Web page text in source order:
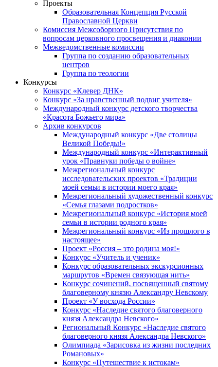
Проекты
Образовательная Концепция Русской
Православной Церкви
Комиссия Межсоборного Присутствия по
вопросам церковного просвещения и диаконии
Межведомственные комиссии
Группа по созданию образовательных
центров
Группа по теологии
Конкурсы
Конкурс «Клевер ДНК»
Конкурс «За нравственный подвиг учителя»
Международный конкурс детского творчества
«Красота Божьего мира»
Архив конкурсов
Международный конкурс «Две столицы
Великой Победы!»
Международный конкурс «Интерактивный
урок «Правнуки победы о войне»
Межрегиональный конкурс
исследовательских проектов «Традиции
моей семьи в истории моего края»
Межрегиональный художественный конкурс
«Семья глазами подростков»
Межрегиональный конкурс «История моей
семьи в истории родного края»
Межрегиональный конкурс «Из прошлого в
настоящее»
Проект «Россия – это родина моя!»
Конкурс «Учитель и ученик»
Конкурс образовательных экскурсионных
маршрутов «Времен связующая нить»
Конкурс сочинений, посвященный святому
благоверному князю Александру Невскому
Проект «У восхода России»
Конкурс «Наследие святого благоверного
князя Александра Невского»
Региональный Конкурс «Наследие святого
благоверного князя Александра Невского»
Олимпиада «Зарисовка из жизни последних
Романовых»
Конкурс «Путешествие к истокам»